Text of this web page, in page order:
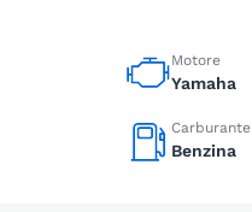
Motore
Yamaha
Carburante
Benzina